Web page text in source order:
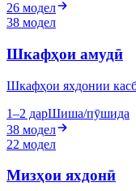
26 модел
38 модел
Шкафҳои амудӣ
Шкафҳои яхдонии
1–2 дарШиша/пӯшида
38 модел
22 модел
Мизҳои яхдонӣ